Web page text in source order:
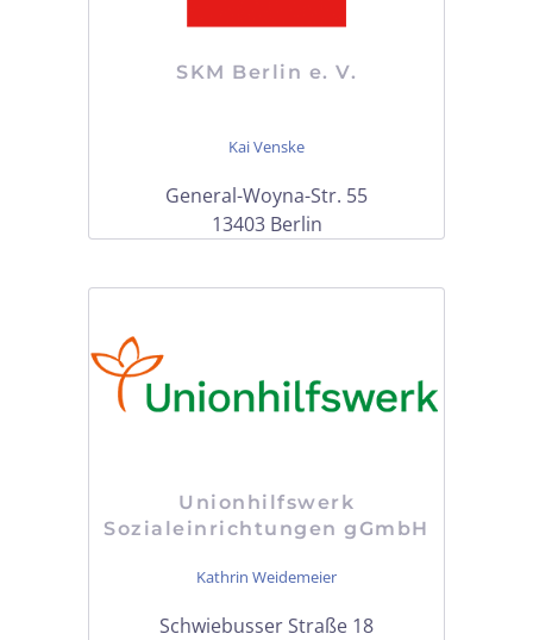
SKM Berlin e. V.
Kai Venske
General-Woyna-Str. 55
13403 Berlin
Unionhilfswerk
Sozialeinrichtungen gGmbH
Kathrin Weidemeier
Schwiebusser Straße 18